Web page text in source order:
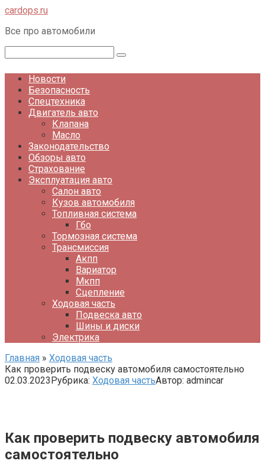
Перейти
контенту
cardops.ru
Все про автомобили
Новости
Безопасность
Спецтехника
Двигатель авто
Клапана
Масло
Законодательство
Обзоры авто
Страхование
Эксплуатация авто
Салон авто
Кузов автомобиля
Топливная система
Гбо
Тормозная система
Трансмиссия
Акпп
Вариатор
Мкпп
Сцепление
Ходовая часть
Подвеска авто
Шины и диски
Электрика
Главная » Ходовая часть
Как проверить подвеску автомобиля самостоятельно
02.03.2023Рубрика: Ходовая частьАвтор: admincar
Как проверить подвеску автомобиля
самостоятельно